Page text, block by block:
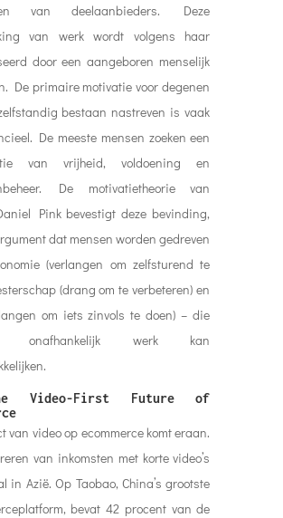
van deelaanbieders. Deze
van werk wordt volgens haar
door een aangeboren menselijk
De primaire motivatie voor degenen
bestaan nastreven is vaak
De meeste mensen zoeken een
van vrijheid, voldoening en
De motivatietheorie van
Pink bevestigt deze bevinding,
dat mensen worden gedreven
(verlangen om zelfsturend te
(drang om te verbeteren) en
om iets zinvols te doen) – die
onafhankelijk werk kan
Video-First Future of
van video op ecommerce komt eraan.
van inkomsten met korte video’s
in Azië. Op Taobao, China’s grootste
bevat 42 procent van de